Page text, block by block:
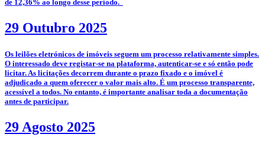
de 12,36% ao longo desse período.
29 Outubro 2025
­­Os leilões eletrónicos de imóveis seguem um processo relativamente simples.
O interessado deve registar-se na plataforma, autenticar-se e só então pode
licitar. As licitações decorrem durante o prazo fixado e o imóvel é
adjudicado a quem oferecer o valor mais alto. É um processo transparente,
acessível a todos. No entanto, é importante analisar toda a documentação
antes de participar.
29 Agosto 2025